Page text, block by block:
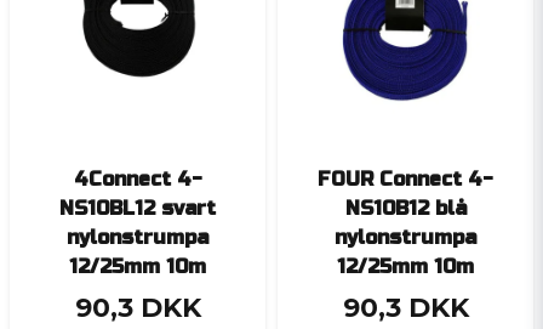
4Connect 4-
NS10BL12 svart
nylonstrumpa
12/25mm 10m
90,3 DKK
FOUR Connect 4-
NS10B12 blå
nylonstrumpa
12/25mm 10m
90,3 DKK